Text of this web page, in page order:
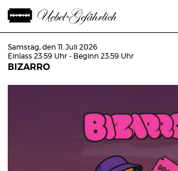
Samstag, den 11. Juli 2026
Einlass 23:59 Uhr - Beginn 23:59 Uhr
BIZARRO